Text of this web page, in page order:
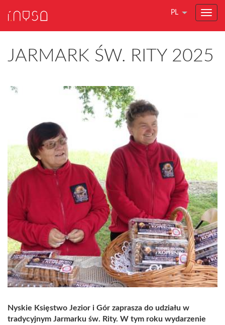
PL
JARMARK ŚW. RITY 2025
Nyskie Księstwo Jezior i Gór zaprasza do udziału w
tradycyjnym Jarmarku św. Rity. W tym roku wydarzenie